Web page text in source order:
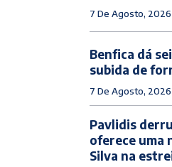
7 De Agosto, 2026
Benfica dá
subida de
7 De Agosto, 2026
Pavlidis
oferece uma
Silva na